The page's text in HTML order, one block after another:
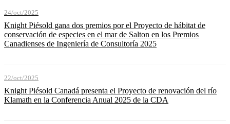
24/oct/2025
Knight Piésold gana dos premios por el Proyecto de hábitat de
conservación de especies en el mar de Salton en los Premios
Canadienses de Ingeniería de Consultoría 2025
22/oct/2025
Knight Piésold Canadá presenta el Proyecto de renovación del río
Klamath en la Conferencia Anual 2025 de la CDA